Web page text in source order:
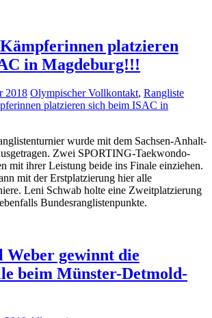
platzieren
in Magdeburg!!!
2018 Olympischer Vollkontakt, Rangliste
wurde mit dem Sachsen-Anhalt-
Zwei SPORTING-Taekwondo-
mit ihrer Leistung beide ins Finale einziehen.
mit der Erstplatzierung hier alle
Leni Schwab holte eine Zweitplatzierung
Bundesranglistenpunkte.
Weber gewinnt die
beim Münster-Detmold-